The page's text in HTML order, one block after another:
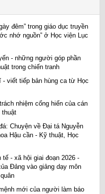
đêm” trong giáo dục truyền
nhớ nguồn” ở Học viện Lục
- những người góp phần
trong chiến tranh
- viết tiếp bản hùng ca từ Học
nhiệm cống hiến của cán
thuật
Chuyện về Đại tá Nguyễn
Hậu cần - Kỹ thuật, Học
- xã hội giai đoạn 2026 -
Đảng vào giảng dạy môn
mới của người làm báo